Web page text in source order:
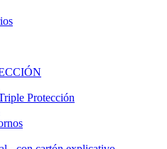
Protección